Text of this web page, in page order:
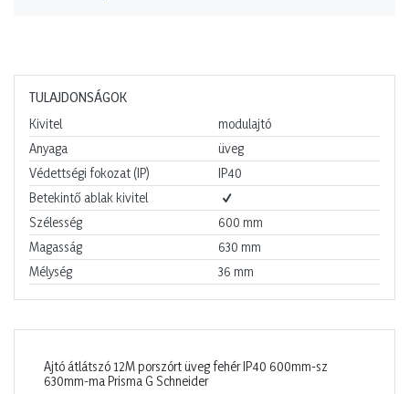
TULAJDONSÁGOK
Kivitel
modulajtó
Anyaga
üveg
Védettségi fokozat (IP)
IP40
Betekintő ablak kivitel
Szélesség
600 mm
Magasság
630 mm
Mélység
36 mm
Ajtó átlátszó 12M porszórt üveg fehér IP40 600mm-sz
630mm-ma Prisma G Schneider